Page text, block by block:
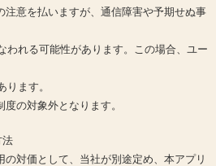
注意を払いますが、通信障害や予期せぬ事
れる可能性があります。この場合、ユー
ます。
の対象外となります。
対価として、当社が別途定め、本アプリ